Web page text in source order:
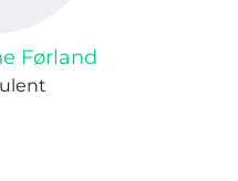
Førland